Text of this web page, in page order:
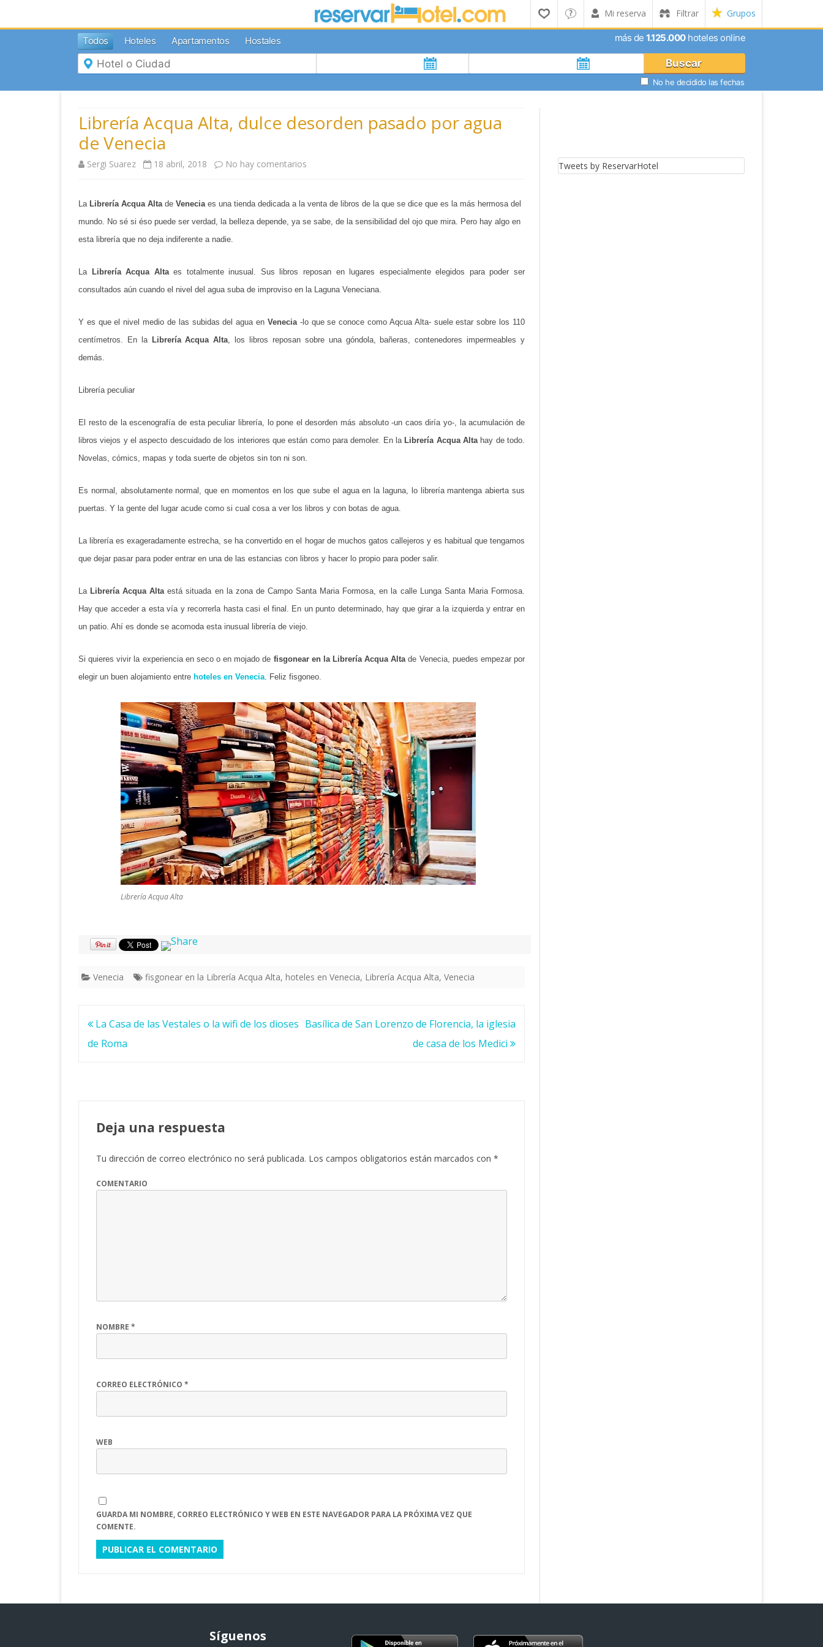
Grupos
Filtrar
Mi reserva
Todos Hoteles Apartamentos Hostales más de 1.125.000hoteles online
Buscar
No he decidido las fechas
Librería Acqua Alta, dulce desorden pasado por agua
de Venecia
Sergi Suarez 18 abril, 2018 No hay comentarios
L
i
r
e
í
q
u
l
d
u
c
e
d
e
s
o
r
d
e
n
p
o
o
V
i
La Librería Acqua Altade Veneciaes una tienda dedicada a la venta de libros de la que se dice que es la más hermosa del
mundo. No sé si éso puede ser verdad, la belleza depende, ya se sabe, de la sensibilidad del ojo que mira. Pero hay algo en
esta librería que no deja indiferente a nadie.
La Librería Acqua Altaes totalmente inusual. Sus libros reposan en lugares especialmente elegidos para poder ser
consultados aún cuando el nivel del agua suba de improviso en la Laguna Veneciana.
Y es que el nivel medio de las subidas del agua en Venecia-lo que se conoce como Aqcua Alta- suele estar sobre los 110
centímetros. En la Librería Acqua Alta, los libros reposan sobre una góndola, bañeras, contenedores impermeables y
demás.
Librería peculiar
El resto de la escenografía de esta peculiar librería, lo pone el desorden más absoluto -un caos diría yo-, la acumulación de
libros viejos y el aspecto descuidado de los interiores que están como para demoler. En la Librería Acqua Alta hay de todo.
Novelas, cómics, mapas y toda suerte de objetos sin ton ni son.
Es normal, absolutamente normal, que en momentos en los que sube el agua en la laguna, lo librería mantenga abierta sus
puertas. Y la gente del lugar acude como si cual cosa a ver los libros y con botas de agua.
La librería es exageradamente estrecha, se ha convertido en el hogar de muchos gatos callejeros y es habitual que tengamos
que dejar pasar para poder entrar en una de las estancias con libros y hacer lo propio para poder salir.
LaLibrería Acqua Altaestá situada en la zona de Campo Santa Maria Formosa, en la calle Lunga Santa Maria Formosa.
Hay que acceder a esta vía y recorrerla hasta casi el final. En un punto determinado, hay que girar a la izquierda y entrar en
un patio. Ahí es donde se acomoda esta inusual librería de viejo.
Si quieres vivir la experiencia en seco o en mojado de fisgonear en la Librería Acqua Altade Venecia, puedes empezar por
elegir un buen alojamiento entre hoteles en Venecia. Feliz fisgoneo.
Librería Acqua Alta
Venecia fisgonear en la Librería Acqua Alta, hoteles en Venecia, Librería Acqua Alta, Venecia
Navegación
de
La Casa de las Vestales o la wifi de los dioses
de Roma
Basílica de San Lorenzo de Florencia, la iglesia
de casa de los Medici
Deja una respuesta
Tu dirección de correo electrónico no será publicada. Los campos obligatorios están marcados con *
COMENTARIO
NOMBRE *
CORREO ELECTRÓNICO *
WEB
GUARDA MI NOMBRE, CORREO ELECTRÓNICO Y WEB EN ESTE NAVEGADOR PARA LA PRÓXIMA VEZ QUE
COMENTE.
Tweets by ReservarHotel
Síguenos